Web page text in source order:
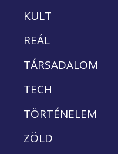
KULT
REÁL
TÁRSADALOM
TECH
TÖRTÉNELEM
ZÖLD